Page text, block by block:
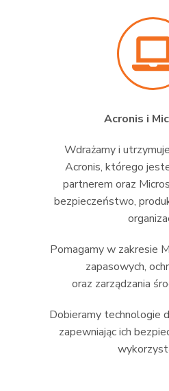
Acronis i
Wdrażamy i
Acronis, którego
partnerem oraz
bezpieczeństwo,
Pomagamy w zakresie
zapasowych,
oraz zarządzania
Dobieramy technologie
zapewniając ich